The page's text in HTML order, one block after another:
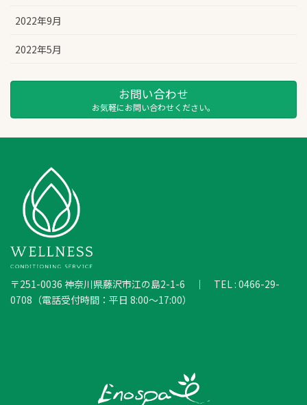
2022年9月
2022年5月
お問い合わせ
お気軽にお問い合わせください。
〒251-0036 神奈川県藤沢市江の島2-1-6 ｜ TEL : 0466-29-
0708（電話受付時間：平日 8:00～17:00）